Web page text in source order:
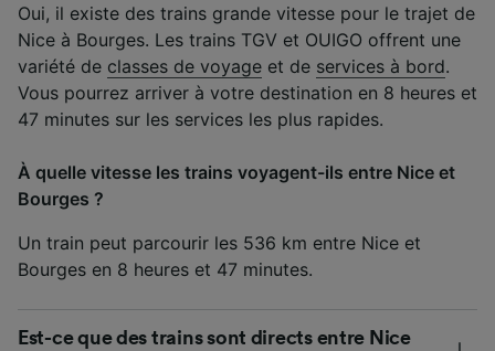
Oui, il existe des trains grande vitesse pour le trajet de
Nice à Bourges. Les trains TGV et OUIGO offrent une
variété de classes de voyage et de services à bord.
Vous pourrez arriver à votre destination en 8 heures et
47 minutes sur les services les plus rapides.
À quelle vitesse les trains voyagent-ils entre Nice et
Bourges ?
Un train peut parcourir les 536 km entre Nice et
Bourges en 8 heures et 47 minutes.
Est-ce que des trains sont directs entre Nice